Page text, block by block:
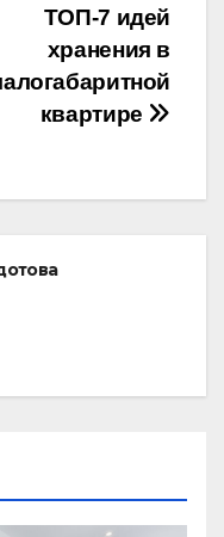
ТОП-7 идей
хранения в
квартире